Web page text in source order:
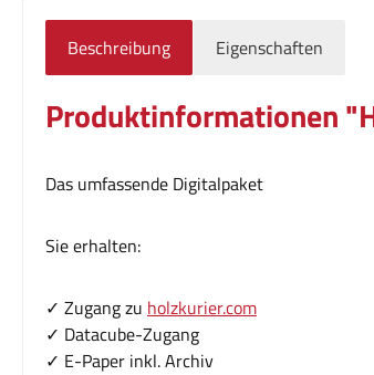
Beschreibung Eigenschaften
Produktinformationen
Das umfassende Digitalpaket
Sie erhalten:
✓ Zugang zu holzkurier.com
✓ Datacube-Zugang
✓ E-Paper inkl. Archiv